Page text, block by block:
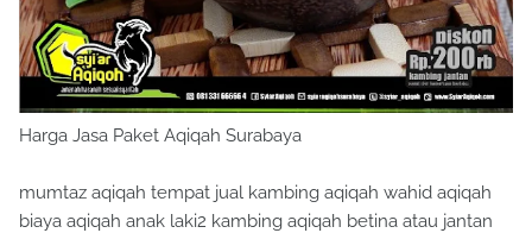
Harga Jasa Paket Aqiqah Surabaya
mumtaz aqiqah tempat jual kambing aqiqah wahid aqiqah
biaya aqiqah anak laki2 kambing aqiqah betina atau jantan